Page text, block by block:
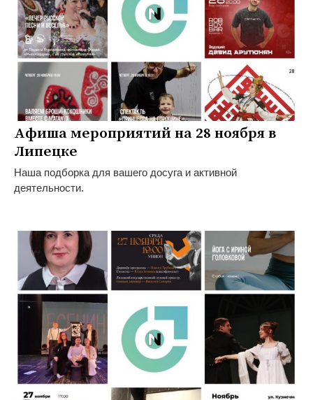
Афиша мероприятий на 28 ноября в
Липецке
Наша подборка для вашего досуга и активной
деятельности.